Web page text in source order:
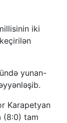
iki
yunan-
Karapetyan
(8:0) tam